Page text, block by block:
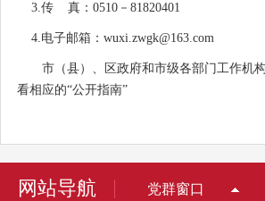
3.传 真：0510－81820401
4.电子邮箱：wuxi.zwgk@163.com
市（县）、区政府和市级各部门工作机
看相应的“公开指南”
网站导航 党群窗口